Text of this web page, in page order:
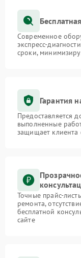
Современное
экспресс-
сроки,
Гарантия
Предоставляется
выполненные
защищает клиента
Точные прайс-
ремонта,
бесплатной
сайте